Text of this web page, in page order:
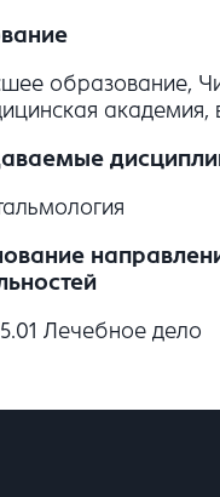
образование,
академия,
Лечебное дело